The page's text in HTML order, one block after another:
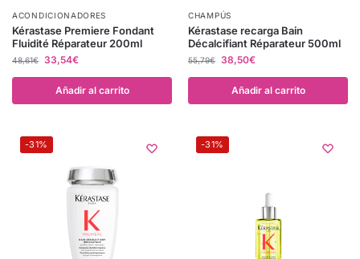
ACONDICIONADORES
Kérastase Premiere Fondant
Fluidité Réparateur 200ml
48,61€ 33,54€
Añadir al carrito
CHAMPÚS
Kérastase recarga Bain
Décalcifiant Réparateur 500ml
55,79€ 38,50€
Añadir al carrito
-31% -31%